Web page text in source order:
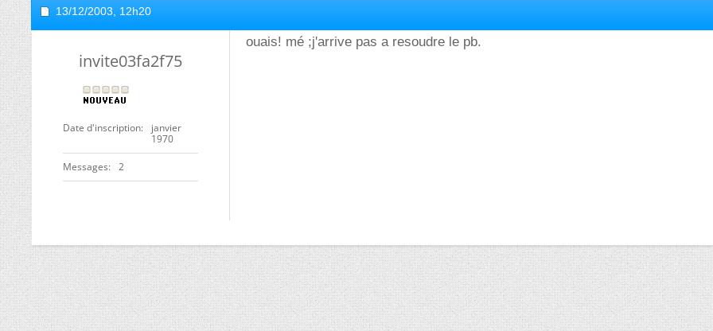
13/12/2003, 12h20
invite03fa2f75
Date d'inscription
janvier
1970
Messages 2
ouais! mé ;j'arrive pas a resoudre le pb.